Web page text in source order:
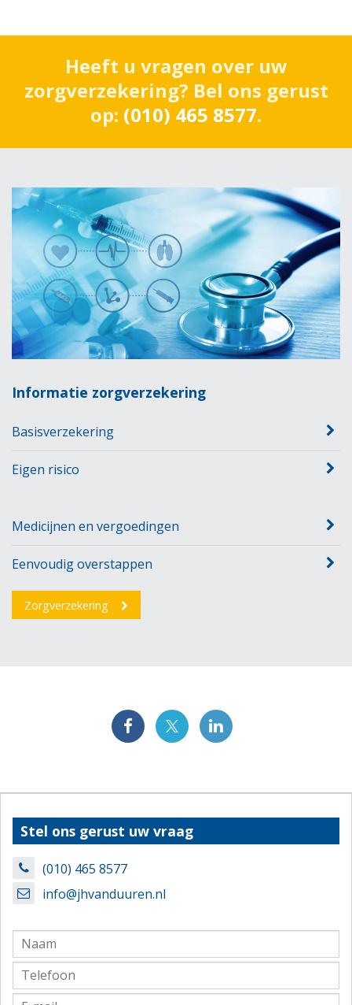
Heeft u vragen over uw
zorgverzekering? Bel ons gerust
op: (010) 465 8577.
Informatie zorgverzekering
Basisverzekering
Eigen risico
Medicijnen en vergoedingen
Eenvoudig overstappen
Zorgverzekering
Stel ons gerust uw vraag
(010) 465 8577
info@jhvanduuren.nl